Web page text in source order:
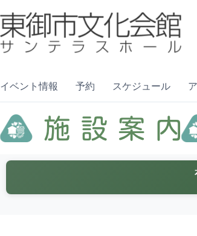
イベント情報 予約 スケジュール